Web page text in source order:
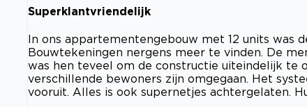
Superklantvriendelijk
In ons appartementengebouw met 12 units was
Bouwtekeningen nergens meer te vinden. De
was hen teveel om de constructie uiteindelijk te
verschillende bewoners zijn omgegaan. Het
vooruit. Alles is ook supernetjes achtergelaten.